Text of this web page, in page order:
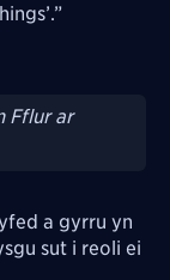
Fflur ar
a gyrru yn
sut i reoli ei